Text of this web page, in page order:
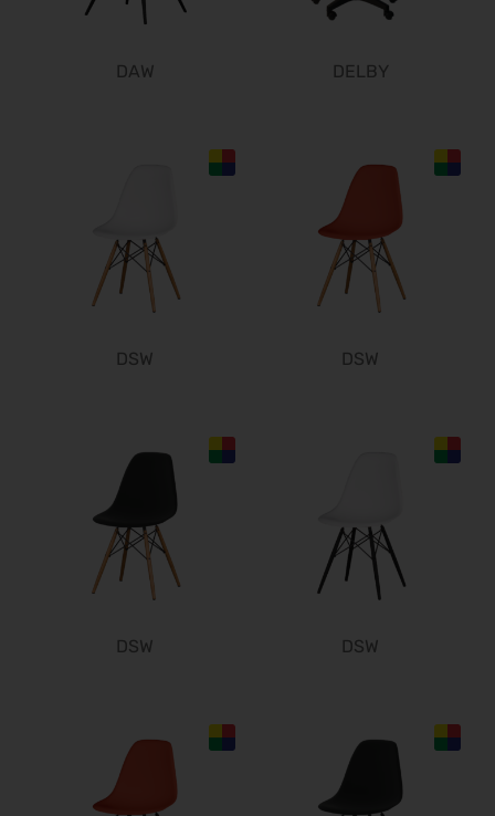
DAW DELBY
DSW DSW
DSW DSW